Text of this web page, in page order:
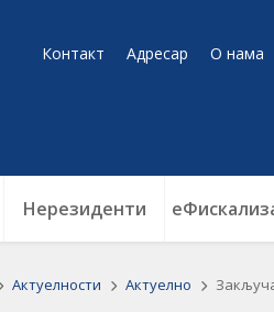
Контакт Адресар О нама
Нерезиденти
Актуелности Актуелно